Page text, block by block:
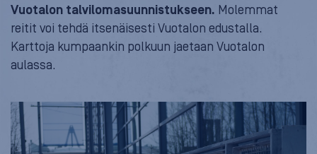
Vuotalon talvilomasuunnistukseen. Molemmat
reitit voi tehdä itsenäisesti Vuotalon edustalla.
Karttoja kumpaankin polkuun jaetaan Vuotalon
aulassa.